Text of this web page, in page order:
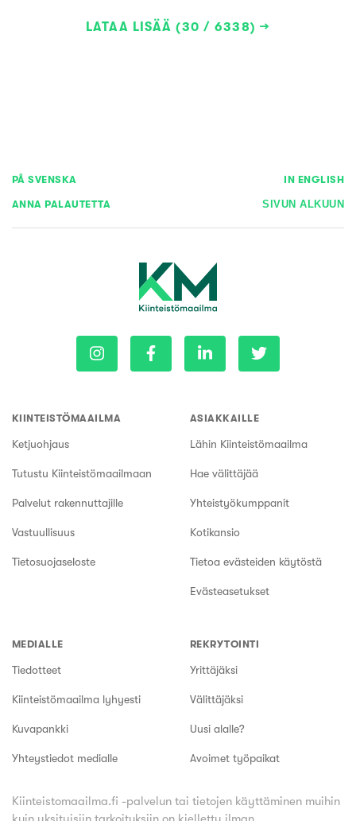
LATAA LISÄÄ (30 / 6338)
PÅ SVENSKA IN ENGLISH
ANNA PALAUTETTA SIVUN ALKUUN
KIINTEISTÖMAAILMA
Ketjuohjaus
Tutustu Kiinteistömaailmaan
Palvelut rakennuttajille
Vastuullisuus
Tietosuojaseloste
ASIAKKAILLE
Lähin Kiinteistömaailma
Hae välittäjää
Yhteistyökumppanit
Kotikansio
Tietoa evästeiden käytöstä
Evästeasetukset
MEDIALLE
Tiedotteet
Kiinteistömaailma lyhyesti
Kuvapankki
Yhteystiedot medialle
REKRYTOINTI
Yrittäjäksi
Välittäjäksi
Uusi alalle?
Avoimet työpaikat
Kiinteistomaailma.fi -palvelun tai tietojen käyttäminen muihin